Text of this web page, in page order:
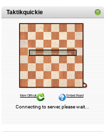
Taktikquickie